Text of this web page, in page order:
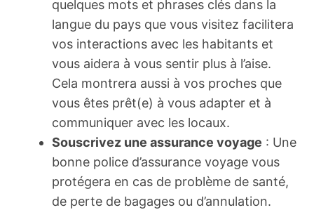
quelques mots et phrases clés dans la
langue du pays que vous visitez facilitera
vos interactions avec les habitants et
vous aidera à vous sentir plus à l’aise.
Cela montrera aussi à vos proches que
vous êtes prêt(e) à vous adapter et à
communiquer avec les locaux.
Souscrivez une assurance voyage : Une
bonne police d’assurance voyage vous
protégera en cas de problème de santé,
de perte de bagages ou d’annulation.